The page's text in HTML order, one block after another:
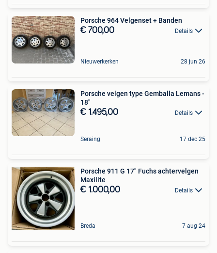
Porsche 964 Velgenset + Banden
€ 700,00 Details
Nieuwerkerken 28 jun 26
Porsche velgen type Gemballa Lemans -
18"
€ 1.495,00 Details
Seraing 17 dec 25
Porsche 911 G 17" Fuchs achtervelgen
Maxilite
€ 1.000,00 Details
Breda 7 aug 24